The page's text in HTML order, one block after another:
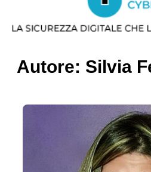
Autore: Silvia